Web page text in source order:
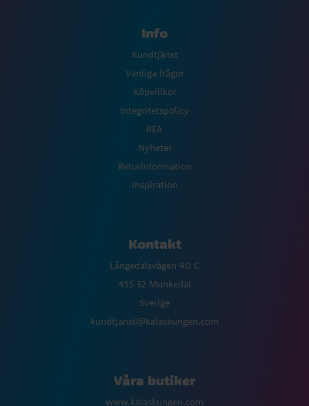
Info
Kundtjänst
Vanliga frågor
Köpvillkor
Integritetspolicy
REA
Nyheter
Returinformation
Inspiration
Kontakt
Långedalsvägen 40 C
455 32 Munkedal
Sverige
kundtjanst@kalaskungen.com
Våra butiker
www.kalaskungen.com